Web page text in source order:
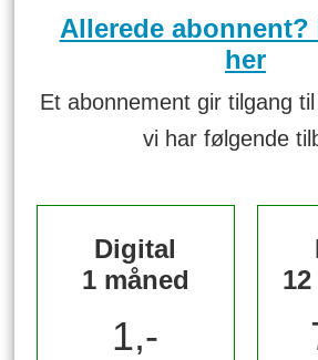
Allerede
her
Et abonnement gir tilgang
vi har følgende
Digital
1 måned
1,-